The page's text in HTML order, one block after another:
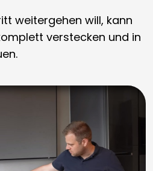
weitergehen will, kann
verstecken und in